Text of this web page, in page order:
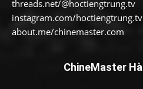
threads.net/@hoctiengtrung.tv
instagram.com/hoctiengtrung.tv
about.me/chinemaster.com
ChineMaster